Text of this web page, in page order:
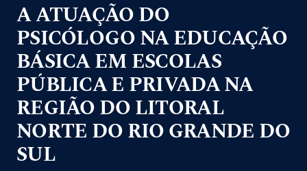
A ATUAÇÃO DO
PSICÓLOGO NA EDUCAÇÃO
BÁSICA EM ESCOLAS
PÚBLICA E PRIVADA NA
REGIÃO DO LITORAL
NORTE DO RIO GRANDE DO
SUL